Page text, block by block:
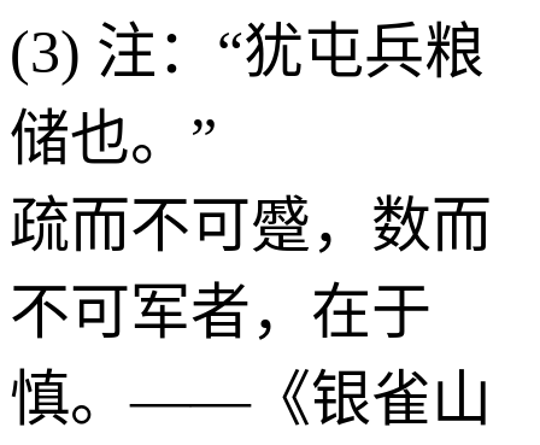
(3) 注：“犹屯兵粮
储也。”
疏而不可蹙，数而
不可军者，在于
慎。——《银雀山